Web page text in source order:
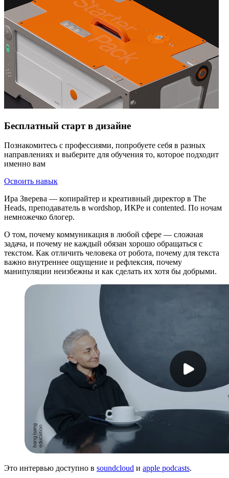
Бесплатный старт в дизайне
Познакомитесь с профессиями, попробуете себя в разных
направлениях и выберите для обучения то, которое подходит
именно вам
Освоить навык
Ира Зверева — копирайтер и креативный директор в The
Heads, преподаватель в wordshop, ИКРе и contented. По ночам
немножечко блогер.
О том, почему коммуникация в любой сфере — сложная
задача, и почему не каждый обязан хорошо обращаться с
текстом. Как отличить человека от робота, почему для текста
важно внутреннее ощущение и рефлексия, почему
манипуляции неизбежны и как сделать их хотя бы добрыми.
Это интервью доступно в soundcloud и apple podcasts.